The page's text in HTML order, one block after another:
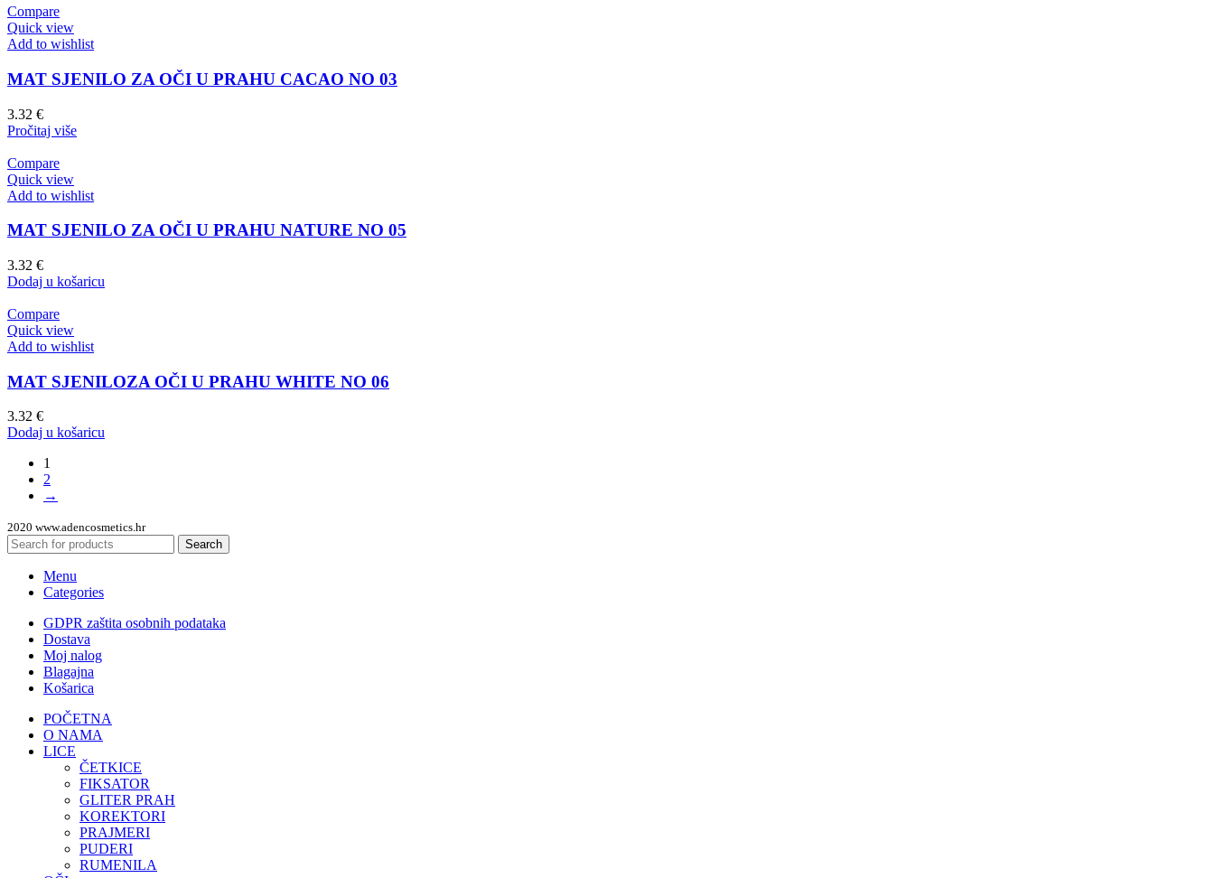
Compare
Quick view
Add to wishlist
MAT SJENILO ZA OČI U PRAHU CACAO NO 03
3.32 €
Pročitaj više
Compare
Quick view
Add to wishlist
MAT SJENILO ZA OČI U PRAHU NATURE NO 05
3.32 €
Dodaj u košaricu
Compare
Quick view
Add to wishlist
MAT SJENILOZA OČI U PRAHU WHITE NO 06
3.32 €
Dodaj u košaricu
1
2
→
2020 www.adencosmetics.hr
Search
Menu
Categories
GDPR zaštita osobnih podataka
Dostava
Moj nalog
Blagajna
Košarica
POČETNA
O NAMA
LICE
ČETKICE
FIKSATOR
GLITER PRAH
KOREKTORI
PRAJMERI
PUDERI
RUMENILA